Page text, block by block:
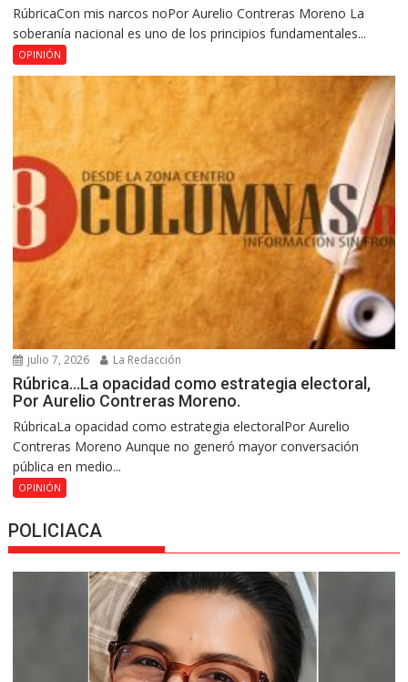
RúbricaCon mis narcos noPor Aurelio Contreras Moreno La
soberanía nacional es uno de los principios fundamentales...
OPINIÓN
julio 7, 2026 La Redacción
Rúbrica…La opacidad como estrategia electoral,
Por Aurelio Contreras Moreno.
RúbricaLa opacidad como estrategia electoralPor Aurelio
Contreras Moreno Aunque no generó mayor conversación
pública en medio...
OPINIÓN
POLICIACA